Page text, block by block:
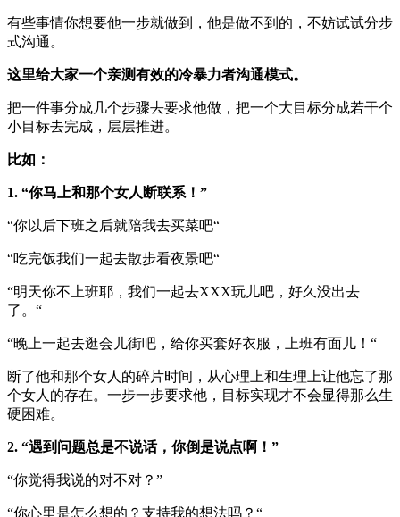
有些事情你想要他一步就做到，他是做不到的，不妨试试分步
式沟通。
这里给大家一个亲测有效的冷暴力者沟通模式。
把一件事分成几个步骤去要求他做，把一个大目标分成若干个
小目标去完成，层层推进。
比如：
1. “你马上和那个女人断联系！”
“你以后下班之后就陪我去买菜吧“
“吃完饭我们一起去散步看夜景吧“
“明天你不上班耶，我们一起去XXX玩儿吧，好久没出去
了。“
“晚上一起去逛会儿街吧，给你买套好衣服，上班有面儿！“
断了他和那个女人的碎片时间，从心理上和生理上让他忘了那
个女人的存在。一步一步要求他，目标实现才不会显得那么生
硬困难。
2. “遇到问题总是不说话，你倒是说点啊！”
“你觉得我说的对不对？”
“你心里是怎么想的？支持我的想法吗？“